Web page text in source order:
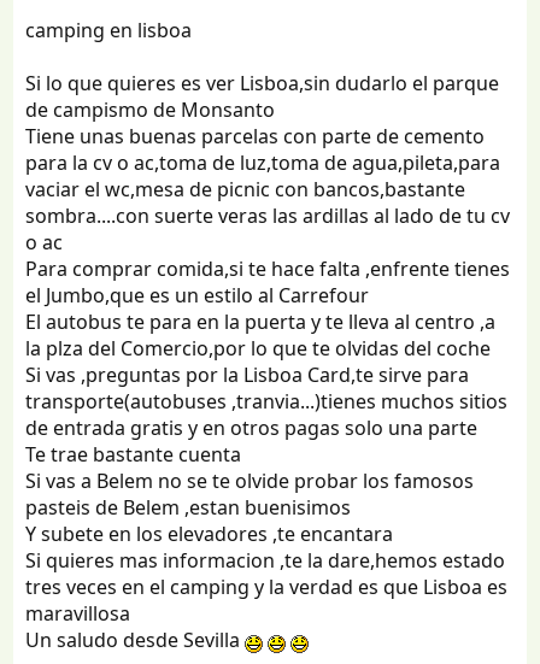
camping en lisboa
Si lo que quieres es ver Lisboa,sin dudarlo el parque
de campismo de Monsanto
Tiene unas buenas parcelas con parte de cemento
para la cv o ac,toma de luz,toma de agua,pileta,para
vaciar el wc,mesa de picnic con bancos,bastante
sombra....con suerte veras las ardillas al lado de tu cv
o ac
Para comprar comida,si te hace falta ,enfrente tienes
el Jumbo,que es un estilo al Carrefour
El autobus te para en la puerta y te lleva al centro ,a
la plza del Comercio,por lo que te olvidas del coche
Si vas ,preguntas por la Lisboa Card,te sirve para
transporte(autobuses ,tranvia...)tienes muchos sitios
de entrada gratis y en otros pagas solo una parte
Te trae bastante cuenta
Si vas a Belem no se te olvide probar los famosos
pasteis de Belem ,estan buenisimos
Y subete en los elevadores ,te encantara
Si quieres mas informacion ,te la dare,hemos estado
tres veces en el camping y la verdad es que Lisboa es
maravillosa
Un saludo desde Sevilla